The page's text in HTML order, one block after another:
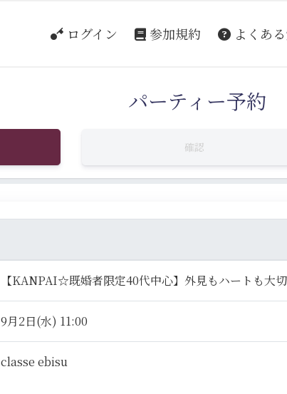
ログイン 参加規約 よくあ
パーティー予約
確認
【KANPAI☆既婚者限定40代中心】外見もハートも大
9月2日(水) 11:00
classe ebisu